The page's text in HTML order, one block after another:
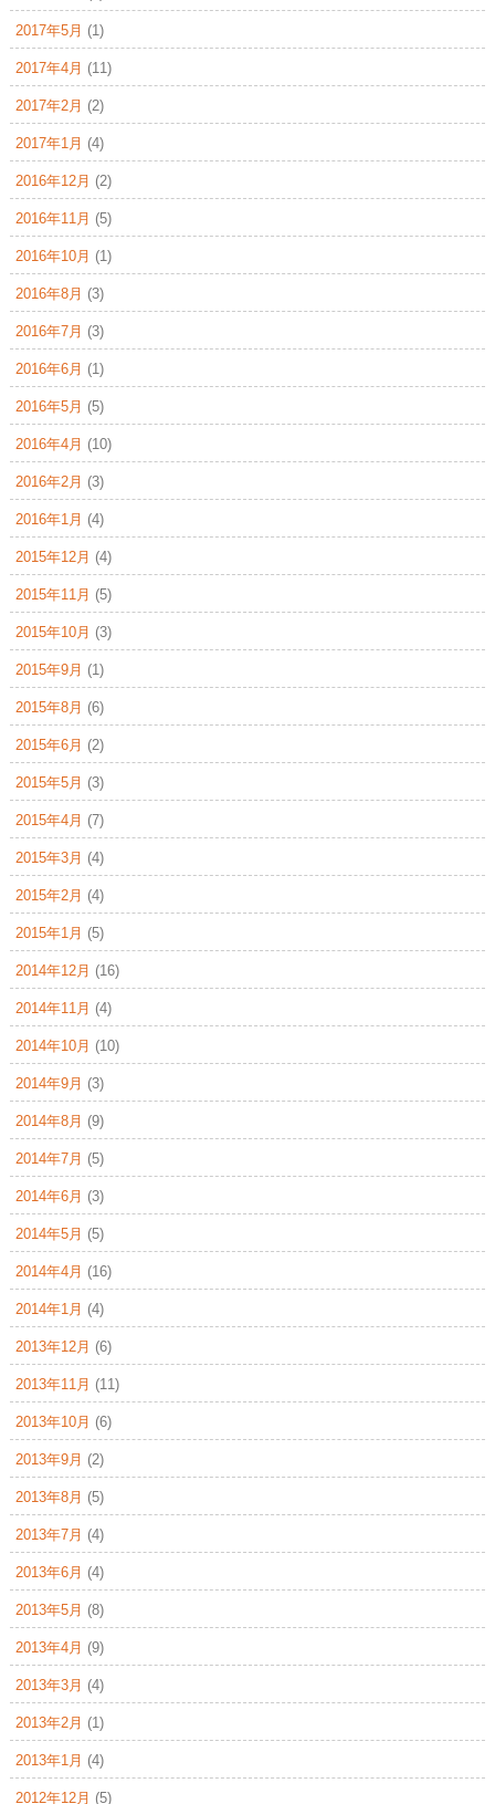
2017年5月 (1)
2017年4月 (11)
2017年2月 (2)
2017年1月 (4)
2016年12月 (2)
2016年11月 (5)
2016年10月 (1)
2016年8月 (3)
2016年7月 (3)
2016年6月 (1)
2016年5月 (5)
2016年4月 (10)
2016年2月 (3)
2016年1月 (4)
2015年12月 (4)
2015年11月 (5)
2015年10月 (3)
2015年9月 (1)
2015年8月 (6)
2015年6月 (2)
2015年5月 (3)
2015年4月 (7)
2015年3月 (4)
2015年2月 (4)
2015年1月 (5)
2014年12月 (16)
2014年11月 (4)
2014年10月 (10)
2014年9月 (3)
2014年8月 (9)
2014年7月 (5)
2014年6月 (3)
2014年5月 (5)
2014年4月 (16)
2014年1月 (4)
2013年12月 (6)
2013年11月 (11)
2013年10月 (6)
2013年9月 (2)
2013年8月 (5)
2013年7月 (4)
2013年6月 (4)
2013年5月 (8)
2013年4月 (9)
2013年3月 (4)
2013年2月 (1)
2013年1月 (4)
2012年12月 (5)